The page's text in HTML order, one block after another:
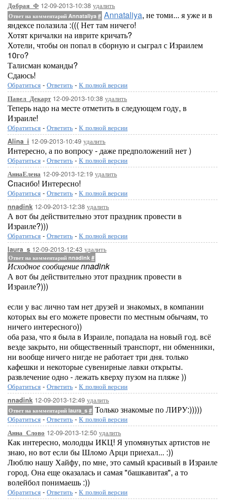
Добрая_Ф 12-09-2013-10:38 удалить
Ответ на комментарий Annataliya # Annataliya, не томи... я уже и в
яндексе полазила :((( Нет там ничего!
Хотят кричалки на иврите кричать?
Хотели, чтобы он попал в сборную и сыграл с Израилем
10го?
Талисман команды?
Сдаюсь!
Обратиться - Ответить - К полной версии
Павел_Декарт12-09-2013-10:38 удалить
Теперь надо на месте отметить в следующем году, в
Израиле!
Обратиться - Ответить - К полной версии
Alina_i 12-09-2013-10:49 удалить
Интересно, а по вопросу - даже предположений нет )
Обратиться - Ответить - К полной версии
АннаЕлена 12-09-2013-12:19 удалить
Cпасибо! Интересно!
Обратиться - Ответить - К полной версии
nnadink 12-09-2013-12:38 удалить
А вот бы действительно этот праздник провести в
Израиле?)))
Обратиться - Ответить - К полной версии
laura_s 12-09-2013-12:43 удалить
Ответ на комментарий nnadink #
Исходное сообщение nnadink
А вот бы действительно этот праздник провести в
Израиле?)))
если у вас лично там нет друзей и знакомых, в компании
которых вы его можете провести по местным обычаям, то
ничего интересного))
оба раза, что я была в Израиле, попадала на новый год. всё
везде закрыто, ни общественный транспорт, ни обменники,
ни вообще ничего нигде не работает три дня. только
кафешки и некоторые сувенирные лавки открыты.
развлечение одно - лежать кверху пузом на пляже ))
Обратиться - Ответить - К полной версии
nnadink 12-09-2013-12:49 удалить
Ответ на комментарий laura_s # Только знакомые по ЛИРУ:)))))
Обратиться - Ответить - К полной версии
Анна_Слово 12-09-2013-12:50 удалить
Как интересно, молодцы ИКЦ! Я упомянутых артистов не
знаю, но вот если бы Шломо Арци приехал... :))
Люблю нашу Хайфу, по мне, это самый красивый в Израиле
город. Она еще оказалась и самая "башкавитая", а то
волейбол понимаешь :))
Обратиться - Ответить - К полной версии